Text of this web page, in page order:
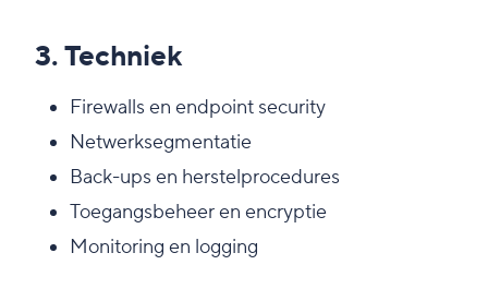
3. Techniek
Firewalls en endpoint security
Netwerksegmentatie
Back-ups en herstelprocedures
Toegangsbeheer en encryptie
Monitoring en logging